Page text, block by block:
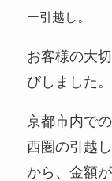
ー引越し 。
お客様の大
びしました。
京都市内で
西圏の引越
から、金額